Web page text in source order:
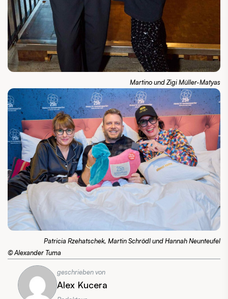
Martino und Zigi Müller-Matyas
Patricia Rzehatschek, Martin Schrödl und Hannah Neunteufel
© Alexander Tuma
geschrieben von
Alex Kucera